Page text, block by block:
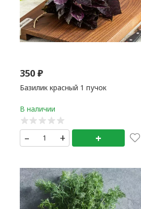
350₽
Базилик красный 1 пучок
– + +